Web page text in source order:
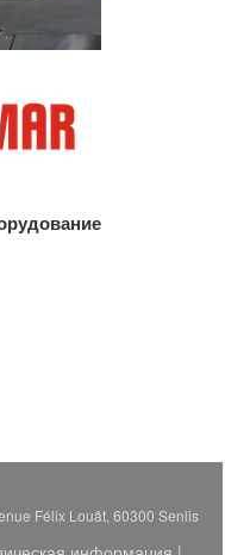
Félix Louât, 60300 Senlis